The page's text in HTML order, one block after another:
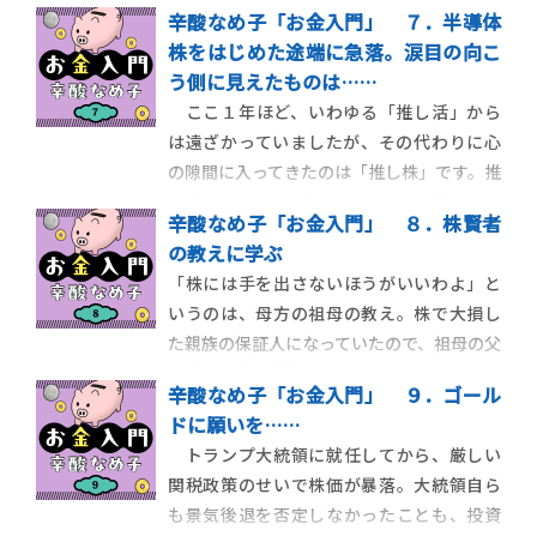
あらゆる投資商品が一堂に会する」日本最
大級の資産運用イベントです。22年の１月
にはじめて行ったときは、お金を増やすヒ
ントが欲しい、という動機でしたが、まる
で「投資大
辛酸なめ子「お金入門」 ７．半導体
株をはじめた途端に急落。涙目の向こ
う側に見えたものは……
ここ１年ほど、いわゆる「推し活」から
は遠ざかっていましたが、その代わりに心
の隙間に入ってきたのは「推し株」です。推
たりすることはなく、反対に心がドライに
なっていく感覚がありますが……。24年の
５月頃、「半導体が来る」というインスピ
レーションが降りてきました。投資信託な
どは買っていま
辛酸なめ子「お金入門」 ８．株賢者
の教えに学ぶ
「株には手を出さないほうがいいわよ」と
いうのは、母方の祖母の教え。株で大損し
た親族の保証人になっていたので、祖母の父
伝え聞きます。その教えを長らく守っていた
のですが、ある時こんな思いが芽生えてき
ました。先祖のトラウマや過去をポジティ
ブに上書きするのも子孫の使命の一つで
は？ と子
辛酸なめ子「お金入門」 ９．ゴール
ドに願いを……
トランプ大統領に就任してから、厳しい
関税政策のせいで株価が暴落。大統領自ら
も景気後退を否定しなかったことも、投資